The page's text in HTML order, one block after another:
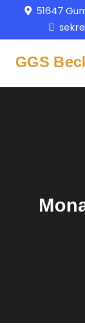
springen
content
51647
GGS